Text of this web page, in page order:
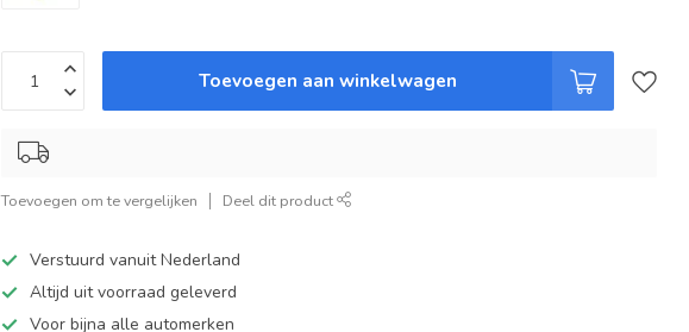
Toevoegen aan winkelwagen
Toevoegen om te vergelijken Deel dit product
Verstuurd vanuit Nederland
Altijd uit voorraad geleverd
Voor bijna alle automerken